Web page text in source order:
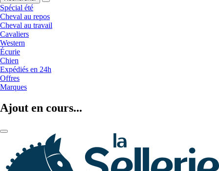
Spécial été
Cheval au repos
Cheval au travail
Cavaliers
Western
Écurie
Chien
Expédiés en 24h
Offres
Marques
Ajout en cours...